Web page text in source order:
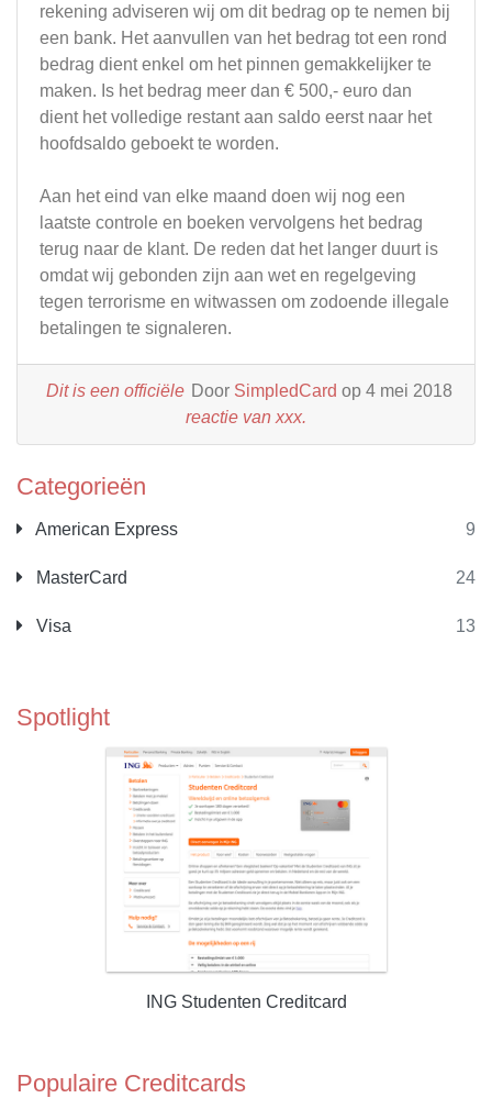
Categorieën
American Express 9
MasterCard 24
Visa 13
Spotlight
ING Studenten Creditcard
Populaire Creditcards
rekening adviseren wij om dit bedrag op te nemen bij
een bank. Het aanvullen van het bedrag tot een rond
bedrag dient enkel om het pinnen gemakkelijker te
maken. Is het bedrag meer dan € 500,- euro dan
dient het volledige restant aan saldo eerst naar het
hoofdsaldo geboekt te worden.
Aan het eind van elke maand doen wij nog een
laatste controle en boeken vervolgens het bedrag
terug naar de klant. De reden dat het langer duurt is
omdat wij gebonden zijn aan wet en regelgeving
tegen terrorisme en witwassen om zodoende illegale
betalingen te signaleren.
Door SimpledCard op 4 mei 2018
Dit is een officiële
reactie van xxx.